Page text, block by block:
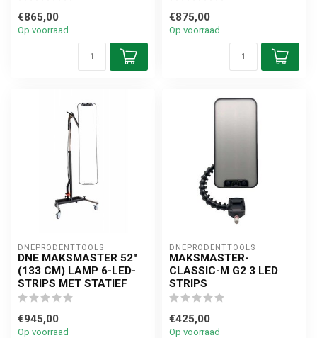
€865,00
Op voorraad
€875,00
Op voorraad
DNEPRODENTTOOLS
DNE MAKSMASTER 52"
(133 CM) LAMP 6-LED-
STRIPS MET STATIEF
€945,00
Op voorraad
DNEPRODENTTOOLS
MAKSMASTER-
CLASSIC-M G2 3 LED
STRIPS
€425,00
Op voorraad